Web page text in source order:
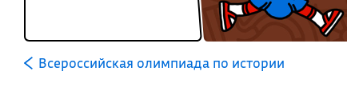
Всероссийская олимпиада по истории